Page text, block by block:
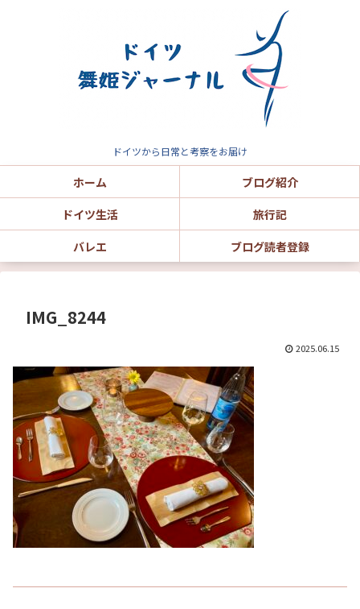
ドイツから日常と考察をお届け
ホーム
ブログ紹介
ドイツ生活
旅行記
バレエ
ブログ読者登録
IMG_8244
2025.06.15